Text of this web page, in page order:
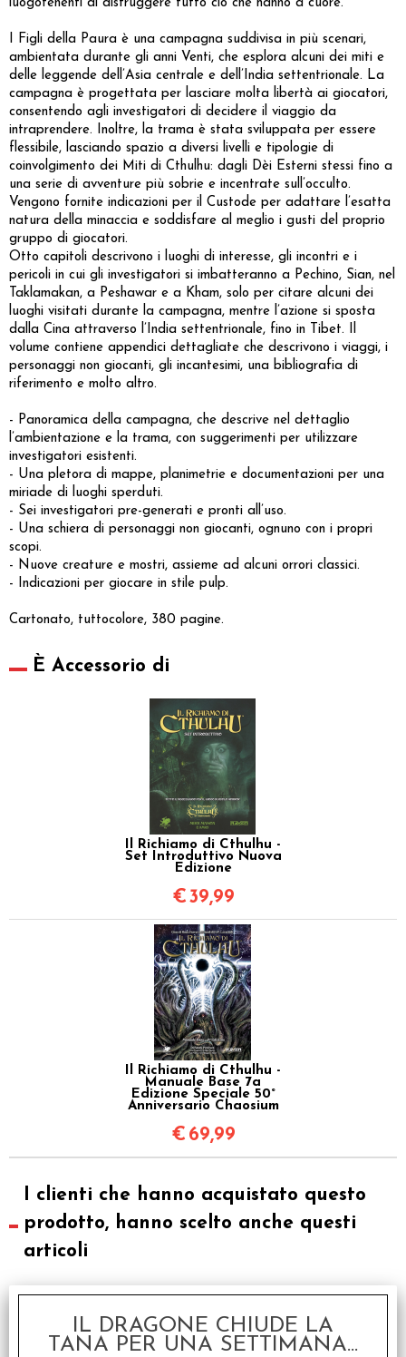
luogotenenti di distruggere tutto ciò che hanno a cuore.
I Figli della Paura è una campagna suddivisa in più scenari,
ambientata durante gli anni Venti, che esplora alcuni dei miti e
delle leggende dell’Asia centrale e dell’India settentrionale. La
campagna è progettata per lasciare molta libertà ai giocatori,
consentendo agli investigatori di decidere il viaggio da
intraprendere. Inoltre, la trama è stata sviluppata per essere
flessibile, lasciando spazio a diversi livelli e tipologie di
coinvolgimento dei Miti di Cthulhu: dagli Dèi Esterni stessi fino a
una serie di avventure più sobrie e incentrate sull’occulto.
Vengono fornite indicazioni per il Custode per adattare l’esatta
natura della minaccia e soddisfare al meglio i gusti del proprio
gruppo di giocatori.
Otto capitoli descrivono i luoghi di interesse, gli incontri e i
pericoli in cui gli investigatori si imbatteranno a Pechino, Sian, nel
Taklamakan, a Peshawar e a Kham, solo per citare alcuni dei
luoghi visitati durante la campagna, mentre l’azione si sposta
dalla Cina attraverso l’India settentrionale, fino in Tibet. Il
volume contiene appendici dettagliate che descrivono i viaggi, i
personaggi non giocanti, gli incantesimi, una bibliografia di
riferimento e molto altro.
- Panoramica della campagna, che descrive nel dettaglio
l’ambientazione e la trama, con suggerimenti per utilizzare
investigatori esistenti.
- Una pletora di mappe, planimetrie e documentazioni per una
miriade di luoghi sperduti.
- Sei investigatori pre-generati e pronti all’uso.
- Una schiera di personaggi non giocanti, ognuno con i propri
scopi.
- Nuove creature e mostri, assieme ad alcuni orrori classici.
- Indicazioni per giocare in stile pulp.
Cartonato, tuttocolore, 380 pagine.
È Accessorio di
Il Richiamo di Cthulhu -
Set Introduttivo Nuova
Edizione
€39,99
Il Richiamo di Cthulhu -
Manuale Base 7a
Edizione Speciale 50°
Anniversario Chaosium
€ 69,99
I clienti che hanno acquistato questo
prodotto, hanno scelto anche questi
articoli
IL DRAGONE CHIUDE LA
TANA PER UNA SETTIMANA...